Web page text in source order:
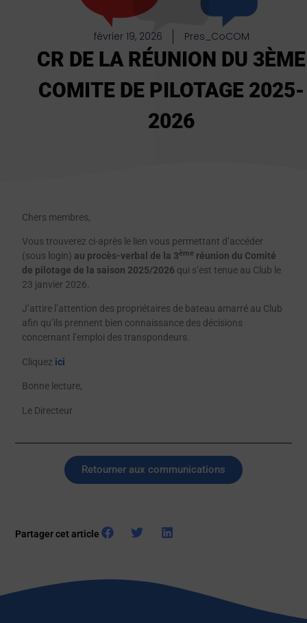
février 19, 2026 Pres_CoCOM
CR DE LA RÉUNION DU 3ÈME
COMITE DE PILOTAGE 2025-
2026
Chers membres,
Vous trouverez ci-après le lien vous permettant d’accéder
(sous login) au procès-verbal de la 3ème réunion du Comité
de pilotage de la saison 2025/2026 qui s’est tenue au Club le
23 janvier 2026.
J’attire l’attention des propriétaires de bateau amarré au Club
afin qu’ils prennent bien connaissance des décisions
concernant l’emploi des transpondeurs.
Cliquez ici
Bonne lecture,
Le Directeur
Retourner aux communications
Partager cet article